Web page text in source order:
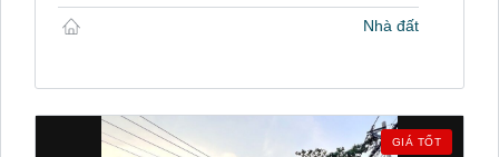
Nhà đất
GIÁ TỐT